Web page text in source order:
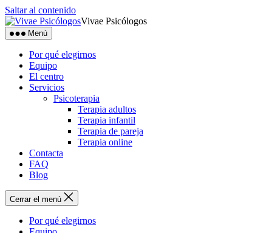
Saltar al contenido
Vivae Psicólogos
Menú
Por qué elegirnos
Equipo
El centro
Servicios
Psicoterapia
Terapia adultos
Terapia infantil
Terapia de pareja
Terapia online
Contacta
FAQ
Blog
Cerrar el menú
Por qué elegirnos